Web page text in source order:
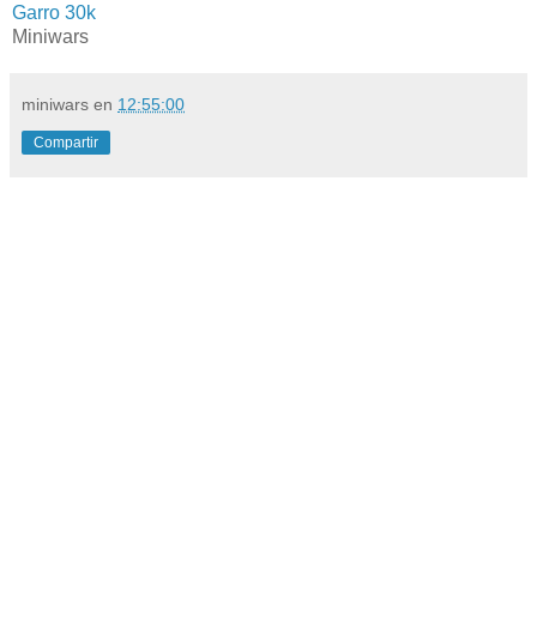
Garro 30k
Miniwars
miniwars en 12:55:00
Compartir